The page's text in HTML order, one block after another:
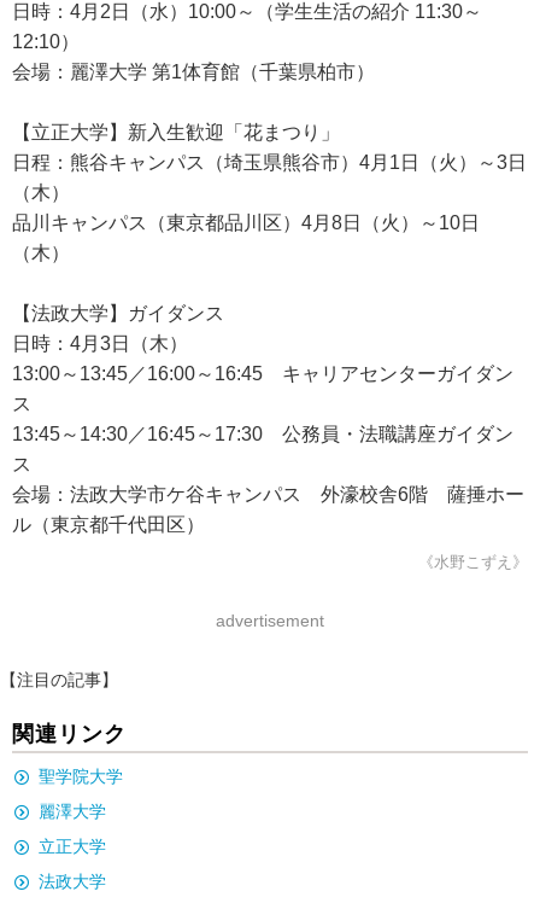
日時：4月2日（水）10:00～（学生生活の紹介 11:30～
12:10）
会場：麗澤大学 第1体育館（千葉県柏市）
【立正大学】新入生歓迎「花まつり」
日程：熊谷キャンパス（埼玉県熊谷市）4月1日（火）～3日
（木）
品川キャンパス（東京都品川区）4月8日（火）～10日
（木）
【法政大学】ガイダンス
日時：4月3日（木）
13:00～13:45／16:00～16:45 キャリアセンターガイダン
ス
13:45～14:30／16:45～17:30 公務員・法職講座ガイダン
ス
会場：法政大学市ケ谷キャンパス 外濠校舎6階 薩捶ホー
ル（東京都千代田区）
《水野こずえ》
advertisement
【注目の記事】
関連リンク
聖学院大学
麗澤大学
立正大学
法政大学